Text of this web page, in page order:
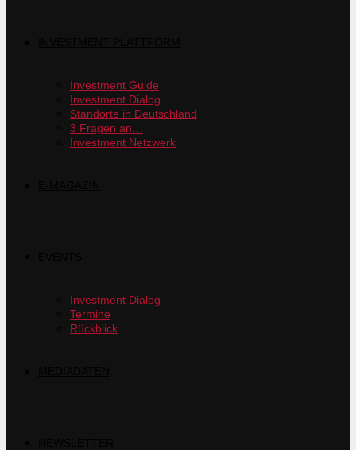
Investment Guide
Investment Dialog
Standorte in Deutschland
3 Fragen an…
Investment Netzwerk
Investment Dialog
Termine
Rückblick